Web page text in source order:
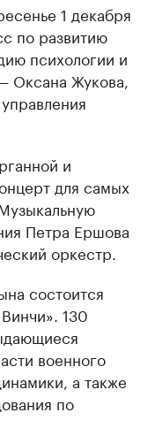
1 декабря
по развитию
психологии и
Оксана Жукова,
и
для самых
Петра Ершова
оркестр.
состоится
130
военного
а также
по